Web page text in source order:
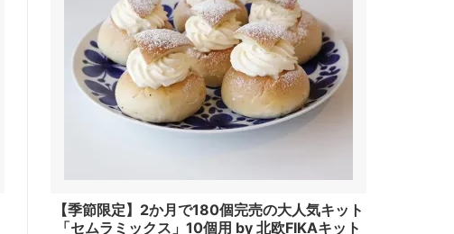
【季節限定】2か月で180個完売の大人気キット
「セムラミックス」10個用 by 北欧FIKAキット